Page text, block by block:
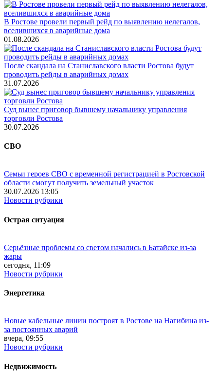
В Ростове провели первый рейд по выявлению нелегалов,
вселившихся в аварийные дома
01.08.2026
После скандала на Станиславского власти Ростова будут
проводить рейды в аварийных домах
31.07.2026
Суд вынес приговор бывшему начальнику управления
торговли Ростова
30.07.2026
СВО
Семьи героев СВО с временной регистрацией в Ростовской
области смогут получить земельный участок
30.07.2026 13:05
Новости рубрики
Острая ситуация
Серьёзные проблемы со светом начались в Батайске из-за
жары
сегодня, 11:09
Новости рубрики
Энергетика
Новые кабельные линии построят в Ростове на Нагибина из-
за постоянных аварий
вчера, 09:55
Новости рубрики
Недвижимость